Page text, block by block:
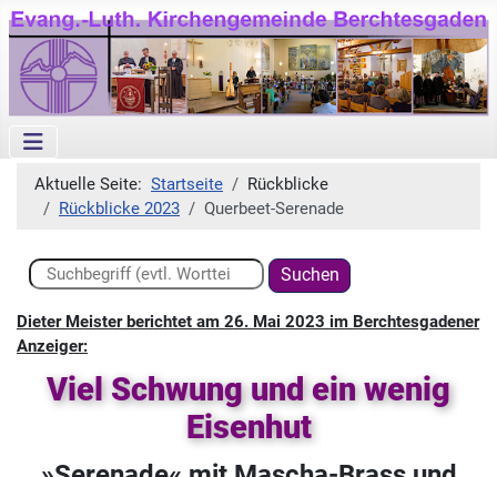
Aktuelle Seite: Startseite
Rückblicke
Rückblicke 2023
Querbeet-Serenade
Suchen ...
Suchen
Dieter Meister berichtet am 26. Mai 2023 im Berchtesgadener
Anzeiger:
Viel Schwung und ein wenig
Eisenhut